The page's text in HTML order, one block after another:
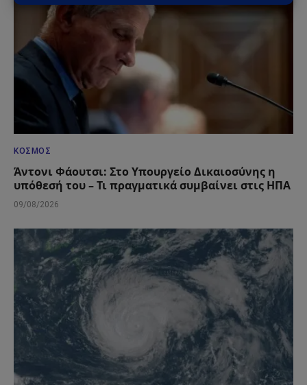
ΚΌΣΜΟΣ
Άντονι Φάουτσι: Στο Υπουργείο Δικαιοσύνης η
υπόθεσή του – Τι πραγματικά συμβαίνει στις ΗΠΑ
09/08/2026